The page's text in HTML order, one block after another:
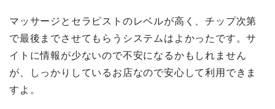
マッサージとセラピストのレベルが高く、チップ次第
で最後までさせてもらうシステムはよかったです。サ
イトに情報が少ないので不安になるかもしれません
が、しっかりしているお店なので安心して利用できま
すよ。